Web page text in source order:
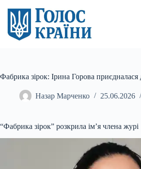
вмісту
Фабрика зірок: Ірина Горова
Назар Марченко 25.06.2026
“Фабрика зірок” розкрила ім’я члена журі